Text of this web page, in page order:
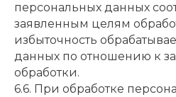
персональных данных
заявленным целям
избыточность
данных по отношению к
обработки.
6.6. При обработке